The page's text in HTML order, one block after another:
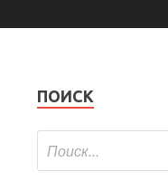
ПОИСК